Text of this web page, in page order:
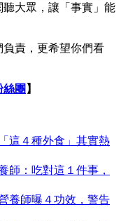
大眾，讓「事實」能
負責，更希望你們看
絲團 】
這４種外食」其實熱
師：吃對這１件事，
養師曝４功效，警告